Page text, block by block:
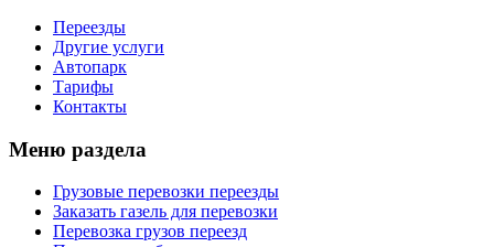
Переезды
Другие услуги
Автопарк
Тарифы
Контакты
Меню раздела
Грузовые перевозки переезды
Заказать газель для перевозки
Перевозка грузов переезд